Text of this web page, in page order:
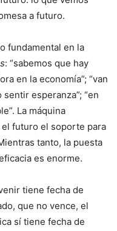
a futuro.
fundamental en la
: “sabemos que hay
en la economía”; “van
esperanza”; “en
La máquina
futuro el soporte para
tanto, la puesta
es enorme.
tiene fecha de
que no vence, el
sí tiene fecha de